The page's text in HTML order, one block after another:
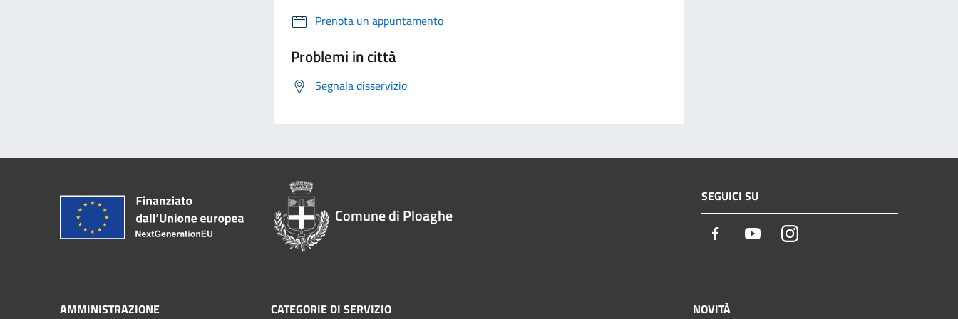
Prenota un appuntamento
Problemi in città
Segnala disservizio
Comune di Ploaghe
SEGUICI SU
Facebook YoutubeInstagram
AMMINISTRAZIONE CATEGORIE DI SERVIZIO NOVITÀ